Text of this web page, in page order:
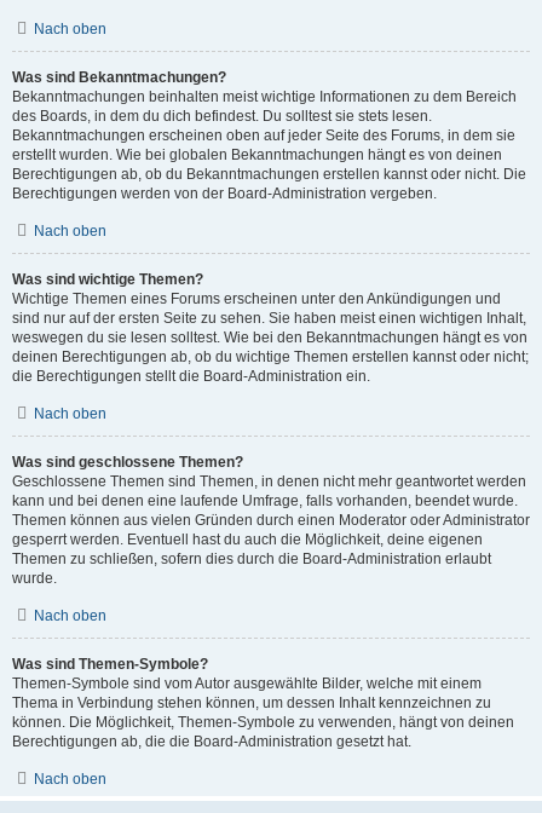
Nach oben
Was sind Bekanntmachungen?
Bekanntmachungen beinhalten meist wichtige Informationen zu dem Bereich
des Boards, in dem du dich befindest. Du solltest sie stets lesen.
Bekanntmachungen erscheinen oben auf jeder Seite des Forums, in dem sie
erstellt wurden. Wie bei globalen Bekanntmachungen hängt es von deinen
Berechtigungen ab, ob du Bekanntmachungen erstellen kannst oder nicht. Die
Berechtigungen werden von der Board-Administration vergeben.
Nach oben
Was sind wichtige Themen?
Wichtige Themen eines Forums erscheinen unter den Ankündigungen und
sind nur auf der ersten Seite zu sehen. Sie haben meist einen wichtigen Inhalt,
weswegen du sie lesen solltest. Wie bei den Bekanntmachungen hängt es von
deinen Berechtigungen ab, ob du wichtige Themen erstellen kannst oder nicht;
die Berechtigungen stellt die Board-Administration ein.
Nach oben
Was sind geschlossene Themen?
Geschlossene Themen sind Themen, in denen nicht mehr geantwortet werden
kann und bei denen eine laufende Umfrage, falls vorhanden, beendet wurde.
Themen können aus vielen Gründen durch einen Moderator oder Administrator
gesperrt werden. Eventuell hast du auch die Möglichkeit, deine eigenen
Themen zu schließen, sofern dies durch die Board-Administration erlaubt
wurde.
Nach oben
Was sind Themen-Symbole?
Themen-Symbole sind vom Autor ausgewählte Bilder, welche mit einem
Thema in Verbindung stehen können, um dessen Inhalt kennzeichnen zu
können. Die Möglichkeit, Themen-Symbole zu verwenden, hängt von deinen
Berechtigungen ab, die die Board-Administration gesetzt hat.
Nach oben